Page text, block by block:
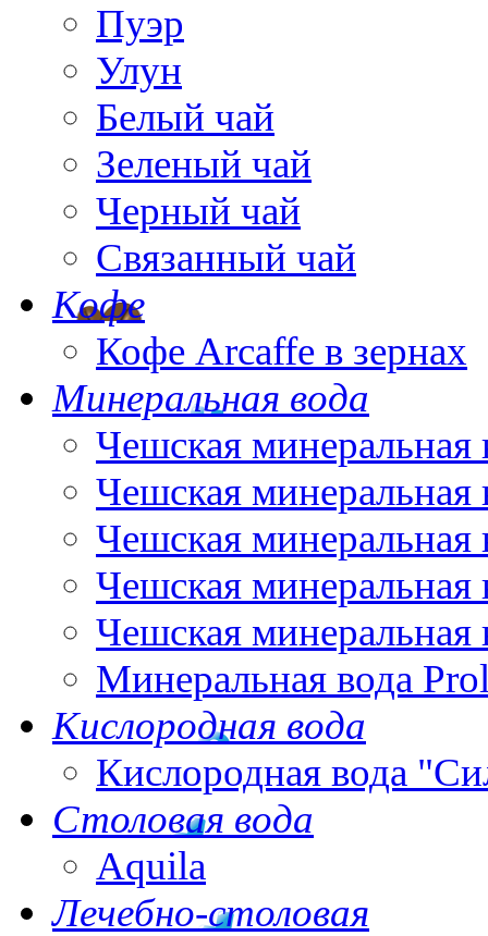
Пуэр
Улун
Белый чай
Зеленый чай
Черный чай
Связанный чай
Кофе
Кофе Arcaffe в зернах
Минеральная вода
Чешская минеральная
Чешская минеральная
Чешская минеральная
Чешская минеральная
Чешская минеральная
Минеральная вода
Кислородная вода
Кислородная вода
Столовая вода
Aquila
Лечебно-столовая